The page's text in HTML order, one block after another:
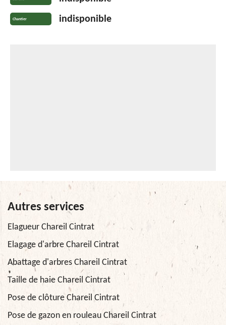
Chantier indisponible
Autres services
Elagueur Chareil Cintrat
Elagage d'arbre Chareil Cintrat
Abattage d'arbres Chareil Cintrat
Taille de haie Chareil Cintrat
Pose de clôture Chareil Cintrat
Pose de gazon en rouleau Chareil Cintrat